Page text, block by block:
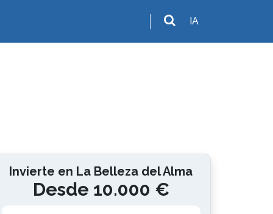
IA
Invierte en La Belleza del Alma
Desde 10.000 €